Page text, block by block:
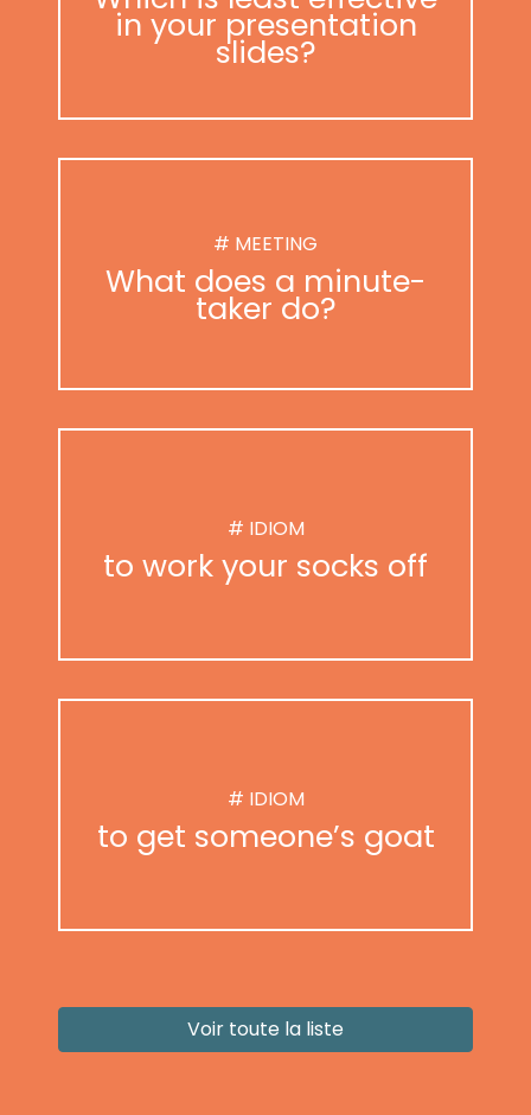
in your presentation
slides?
# MEETING
What does a minute-
taker do?
# IDIOM
to work your socks off
# IDIOM
to get someone’s goat
Voir toute la liste